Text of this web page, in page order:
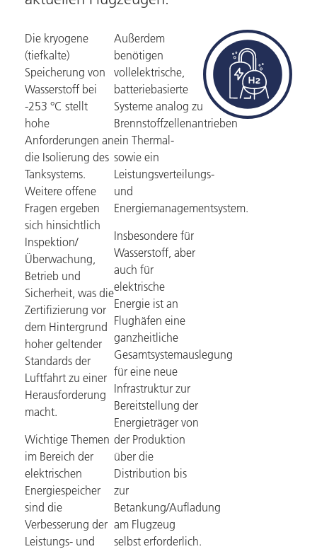
Die kryogene
(tiefkalte)
Speicherung von
Wasserstoff bei
-253 °C stellt
hohe
Anforderungen an
die Isolierung des
Tanksystems.
Weitere offene
Fragen ergeben
sich hinsichtlich
Inspektion/
Überwachung,
Betrieb und
Sicherheit, was die
Zertifizierung vor
dem Hintergrund
hoher geltender
Standards der
Luftfahrt zu einer
Herausforderung
macht.
Wichtige Themen
im Bereich der
elektrischen
Energiespeicher
sind die
Verbesserung der
Leistungs- und
Außerdem
benötigen
vollelektrische,
batteriebasierte
Systeme analog zu
Brennstoffzellenantrieben
ein Thermal-
sowie ein
Leistungsverteilungs-
und
Energiemanagementsystem.
Insbesondere für
Wasserstoff, aber
auch für
elektrische
Energie ist an
Flughäfen eine
ganzheitliche
Gesamtsystemauslegung
für eine neue
Infrastruktur zur
Bereitstellung der
Energieträger von
der Produktion
über die
Distribution bis
zur
Betankung/Aufladung
am Flugzeug
selbst erforderlich.